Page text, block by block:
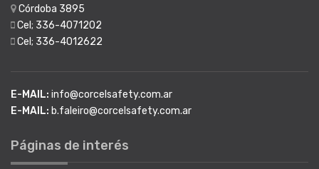
Córdoba 3895
Cel; 336-4071202
Cel; 336-4012622
E-MAIL: info@corcelsafety.com.ar
E-MAIL: b.faleiro@corcelsafety.com.ar
Páginas de interés